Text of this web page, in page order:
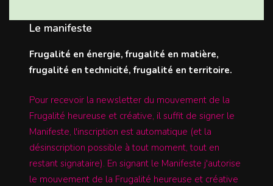
Le manifeste
Frugalité en énergie, frugalité en matière,
frugalité en technicité, frugalité en territoire.
Pour recevoir la newsletter du mouvement de la
Frugalité heureuse et créative, il suffit de signer le
Manifeste, l'inscription est automatique (et la
désinscription possible à tout moment, tout en
restant signataire). En signant le Manifeste j'autorise
le mouvement de la Frugalité heureuse et créative